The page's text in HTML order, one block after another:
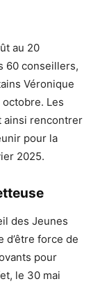
au 20
60 conseillers,
Véronique
Les
ainsi rencontrer
pour la
2025.
des Jeunes
d’être force de
pour
le 30 mai